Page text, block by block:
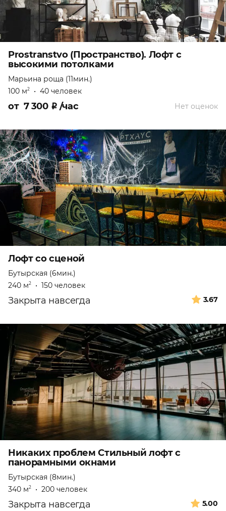
Prostranstvo (Пространство). Лофт с
высокими потолками
Марьина роща (11мин.)
100 м2 • 40 человек
Нет оценок
от 7 300 ₽ /час
Лофт со сценой
Бутырская (6мин.)
240 м2 • 150 человек
3.67
Закрыта навсегда
Никаких проблем Стильный лофт с
панорамными окнами
Бутырская (8мин.)
340 м2 • 200 человек
5.00
Закрыта навсегда